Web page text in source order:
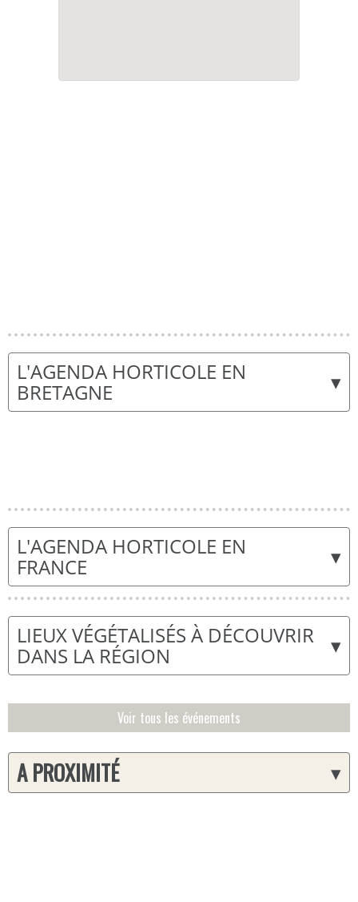
▾
L'AGENDA HORTICOLE EN
BRETAGNE
▾
L'AGENDA HORTICOLE EN
FRANCE
▾
LIEUX VÉGÉTALISÉS À DÉCOUVRIR
DANS LA RÉGION
Voir tous les événements
▾
A PROXIMITÉ